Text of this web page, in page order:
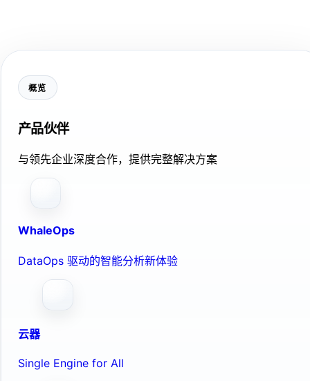
概览
产品伙伴
与领先企业深度合作，提供完整解决方案
WhaleOps
DataOps 驱动的智能分析新体验
云器
Single Engine for All